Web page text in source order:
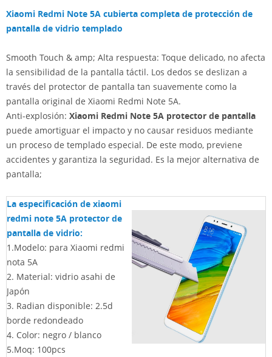
Xiaomi Redmi Note 5A cubierta completa de protección de
pantalla de vidrio templado
Smooth Touch & amp; Alta respuesta: Toque delicado, no afecta
la sensibilidad de la pantalla táctil. Los dedos se deslizan a
través del protector de pantalla tan suavemente como la
pantalla original de Xiaomi Redmi Note 5A.
Anti-explosión: Xiaomi Redmi Note 5A protector de pantalla
puede amortiguar el impacto y no causar residuos mediante
un proceso de templado especial. De este modo, previene
accidentes y garantiza la seguridad. Es la mejor alternativa de
pantalla;
La especificación de xiaomi
redmi note 5A protector de
pantalla de vidrio:
1.Modelo: para Xiaomi redmi
nota 5A
2. Material: vidrio asahi de
Japón
3. Radian disponible: 2.5d
borde redondeado
4. Color: negro / blanco
5.Moq: 100pcs